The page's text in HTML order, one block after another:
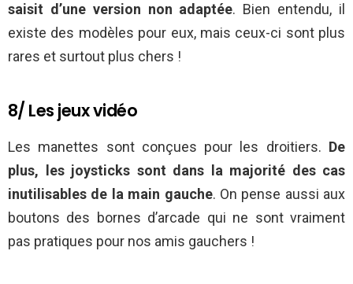
saisit d’une version non adaptée. Bien entendu, il
existe des modèles pour eux, mais ceux-ci sont plus
rares et surtout plus chers !
8/ Les jeux vidéo
Les manettes sont conçues pour les droitiers. De
plus, les joysticks sont dans la majorité des cas
inutilisables de la main gauche. On pense aussi aux
boutons des bornes d’arcade qui ne sont vraiment
pas pratiques pour nos amis gauchers !